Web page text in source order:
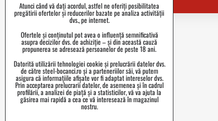
Atunci când vă dați acordul, astfel ne oferiți posibilitatea
pregătirii ofertelor și reducerilor bazate pe analiza activității
dvs., pe internet.
Ofertele și conținutul pot avea o influență semnificativă
asupra decizilor dvs. de achiziție – și din această cauză
propunerea se adresează persoanelor de peste 18 ani.
Datorită utilizării tehnologiei cookie și prelucrării datelor dvs.
de către steel-bocanci.ro și a parteneriilor săi, vă putem
asigura că informațiile afișate vor fi adaptat intereselor dvs.
Prin acceptarea prelucrarii datelor, de asemenea și în cadrul
profilării, a analizei de piață și a statisticilor, vă va ajuta la
găsirea mai rapidă a cea ce vă interesează în magazinul
nostru.